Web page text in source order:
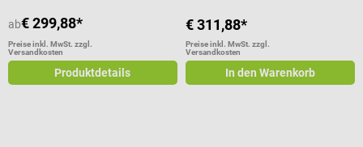
ab€ 299,88*
Preise inkl. MwSt. zzgl.
Versandkosten
Produktdetails
€ 311,88*
Preise inkl. MwSt. zzgl.
Versandkosten
In den Warenkorb